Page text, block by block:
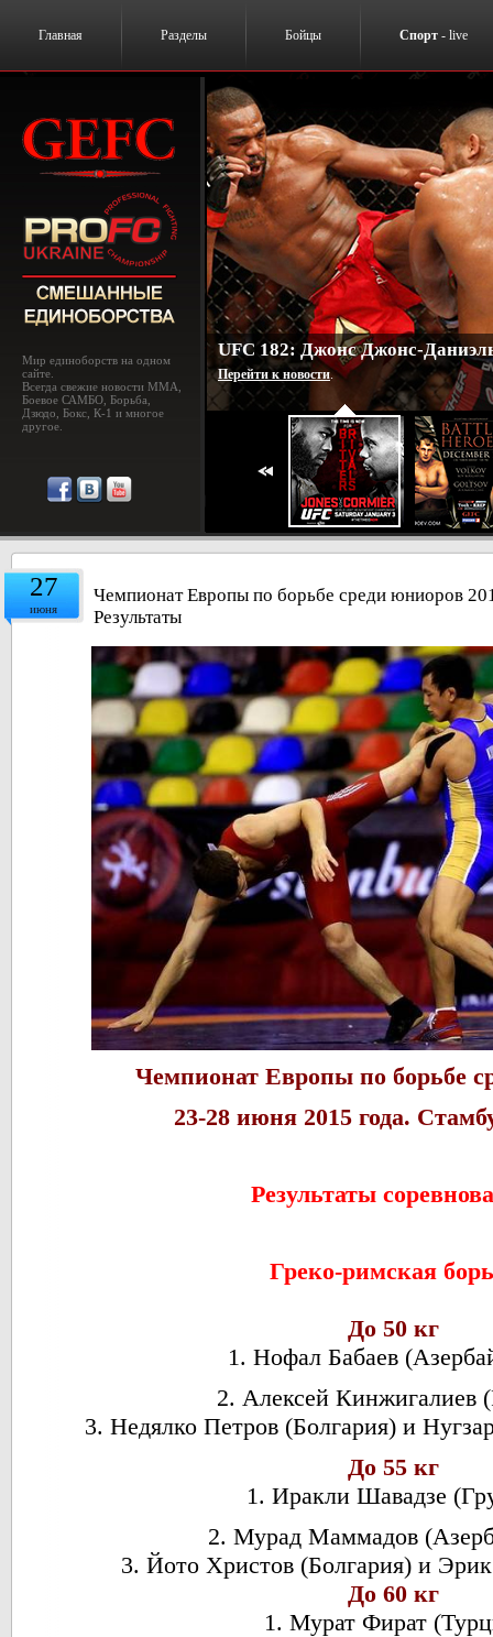
Главная Разделы Бойцы Спорт - live
Мир единоборств на одном
сайте.
Всегда свежие новости MMA,
Боевое САМБО, Борьба,
Дзюдо, Бокс, К-1 и многое
другое.
UFC 182: Джонс Джонс-
Перейти к новости.
27
июня
Чемпионат Европы по борьбе среди юниоров
Результаты
Чемпионат Европы по борьбе
23-28 июня 2015 года.
Результаты
Греко-римская
До 50 кг
1. Нофал Бабаев
2. Алексей Кинжигалиев
3. Недялко Петров (Болгария) и
До 55 кг
1. Иракли Шавадзе
2. Мурад Маммадов
3. Йото Христов (Болгария) и
До 60 кг
1. Мурат Фират